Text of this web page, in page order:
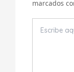
marcados
aquí...